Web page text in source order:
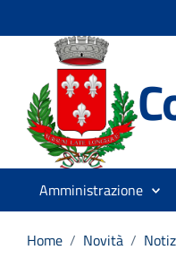
Amministrazione
Home / Novità /